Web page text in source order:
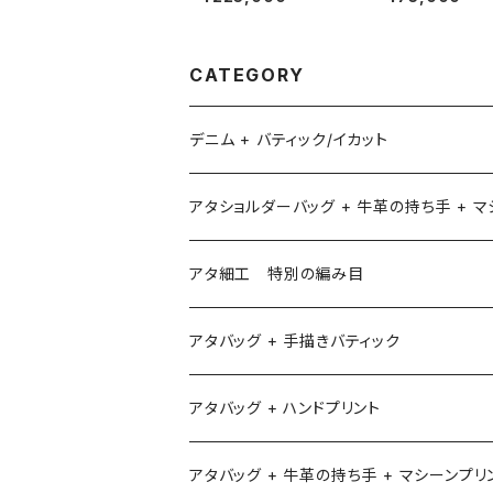
CATEGORY
デニム + バティック/イカット
アタショルダーバッグ + 牛革の持ち手 + マ
アタ細工 特別の編み目
アタバッグ + 手描きバティック
アタバッグ + ハンドプリント
アタバッグ + 牛革の持ち手 + マシーンプリ